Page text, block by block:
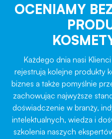
OCENIAMY
Każdego dnia nasi
rejestrują kolejne produkty
biznes a także pomyślnie
zachowując najwyższe
doświadczenie w branży,
intelektualnych, wiedza i
szkolenia naszych